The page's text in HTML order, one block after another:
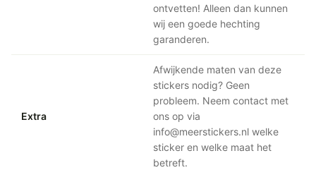
ontvetten! Alleen dan kunnen
wij een goede hechting
garanderen.
Extra
Afwijkende maten van deze
stickers nodig? Geen
probleem. Neem contact met
ons op via
info@meerstickers.nl welke
sticker en welke maat het
betreft.